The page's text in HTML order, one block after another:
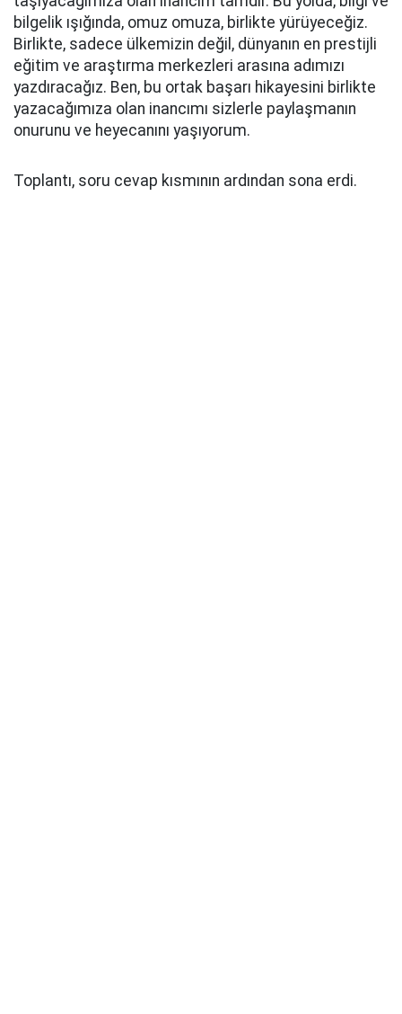
bilgelik ışığında, omuz omuza, birlikte yürüyeceğiz.
Birlikte, sadece ülkemizin değil, dünyanın en prestijli
eğitim ve araştırma merkezleri arasına adımızı
yazdıracağız. Ben, bu ortak başarı hikayesini birlikte
yazacağımıza olan inancımı sizlerle paylaşmanın
onurunu ve heyecanını yaşıyorum.
Toplantı, soru cevap kısmının ardından sona erdi.